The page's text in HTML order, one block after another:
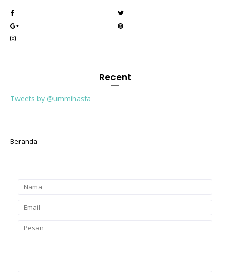
Recent
Tweets by @ummihasfa
Beranda